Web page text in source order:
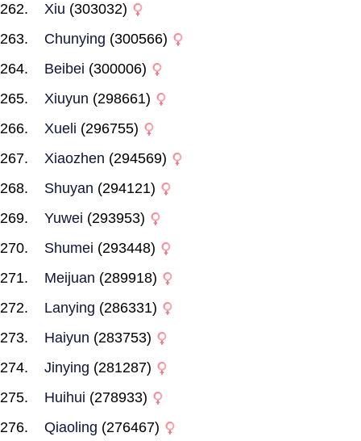
Xiu (303032)
Chunying (300566)
Beibei (300006)
Xiuyun (298661)
Xueli (296755)
Xiaozhen (294569)
Shuyan (294121)
Yuwei (293953)
Shumei (293448)
Meijuan (289918)
Lanying (286331)
Haiyun (283753)
Jinying (281287)
Huihui (278933)
Qiaoling (276467)